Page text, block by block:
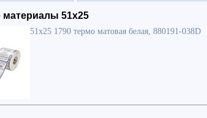
материалы 51x25
51x25 1790 термо матовая белая, 880191-038D